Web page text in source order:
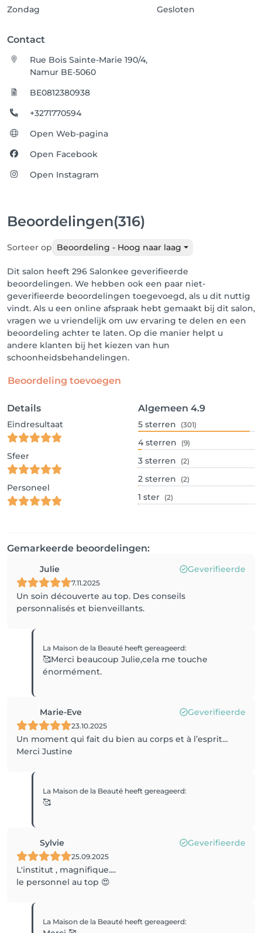
Zondag
Gesloten
Contact
Rue Bois Sainte-Marie 190/4,
Namur BE-5060
BE0812380938
+3271770594
Open Web-pagina
Open Facebook
Open Instagram
Beoordelingen(316)
Sorteer op Beoordeling - Hoog naar laag
Dit salon heeft 296 Salonkee geverifieerde
beoordelingen. We hebben ook een paar niet-
geverifieerde beoordelingen toegevoegd, als u dit nuttig
vindt. Als u een online afspraak hebt gemaakt bij dit salon,
vragen we u vriendelijk om uw ervaring te delen en een
beoordeling achter te laten. Op die manier helpt u
andere klanten bij het kiezen van hun
schoonheidsbehandelingen.
Beoordeling toevoegen
Details
Eindresultaat
Sfeer
Personeel
Algemeen 4.9
5 sterren (301)
4 sterren (9)
3 sterren (2)
2 sterren (2)
1 ster (2)
Gemarkeerde beoordelingen:
Julie Geverifieerde
7.11.2025
Un soin découverte au top. Des conseils
personnalisés et bienveillants.
La Maison de la Beauté heeft gereageerd:
🥰Merci beaucoup Julie,cela me touche
énormément.
Marie-Eve Geverifieerde
23.10.2025
Un moment qui fait du bien au corps et à l’esprit…
Merci Justine
La Maison de la Beauté heeft gereageerd:
🥰
Sylvie Geverifieerde
25.09.2025
L'institut , magnifique....
le personnel au top 😍
La Maison de la Beauté heeft gereageerd: